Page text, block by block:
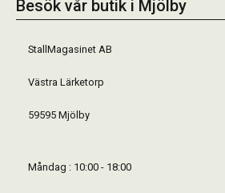
Besök vår butik i Mjölby
StallMagasinet AB
Västra Lärketorp
59595 Mjölby
Måndag : 10:00 - 18:00